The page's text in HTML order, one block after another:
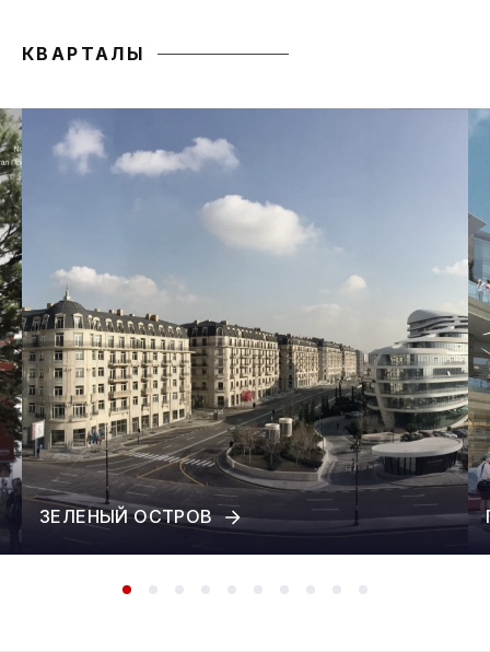
КВАРТАЛЫ
ЗЕЛЕНЫЙ ОСТРОВ